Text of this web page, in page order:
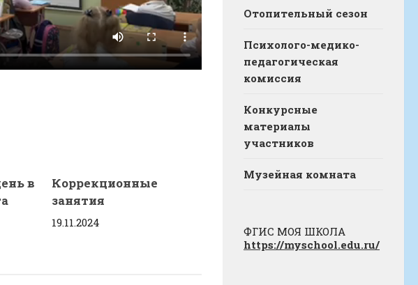
в
Коррекционные
занятия
19.11.2024
Отопительный сезон
Психолого-медико-
педагогическая
комиссия
Конкурсные
материалы
участников
Музейная комната
ФГИС МОЯ ШКОЛА
https://myschool.edu.ru/